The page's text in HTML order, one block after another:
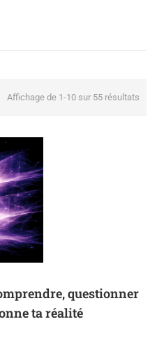
Affichage de 1-10 sur 55 résultats
questionner
ta réalité